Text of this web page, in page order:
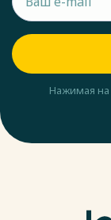
Нажимая на